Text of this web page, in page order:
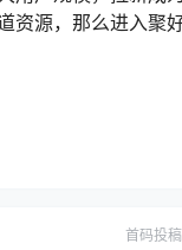
资源，那么进入聚
首码投稿